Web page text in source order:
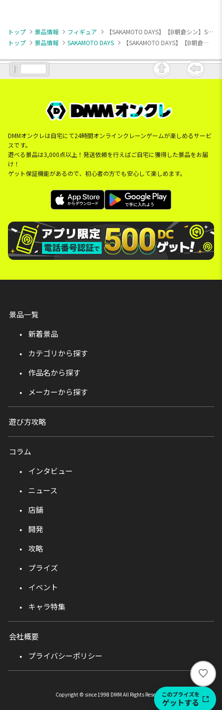
トップ 景品情報 フィギュア
【SAKAMOTO DAYS】【B朝倉シン】SAKAMOTO DAYS おひるねこ ミニフィギュア(EX)
トップ
景品情報 SAKAMOTO DAYS 【SAKAMOTO DAYS】【B朝倉シン】SAKAMOTO DAYS おひるねこ ミニフィギュア(EX)
DMMオンクレは自宅にて24時間オンラインクレーンゲームが楽しめるサービ
スです。
遊べる景品は3,000点以上！発送依頼を行えばご自宅に獲得した景品をお届
け！
ゲット保証機能があるので、初心者の方でも安心して楽しめます。
い
い
このプライズを
ゲットする
景品一覧
新着景品
カテゴリから探す
作品名から探す
メーカーから探す
遊び方攻略
コラム
インタビュー
ニュース
店舗
開発
攻略
プライズ
イベント
キャラ特集
会社概要
プライバシーポリシー
Copyright © since 1998 DMM All Rights Reserved.